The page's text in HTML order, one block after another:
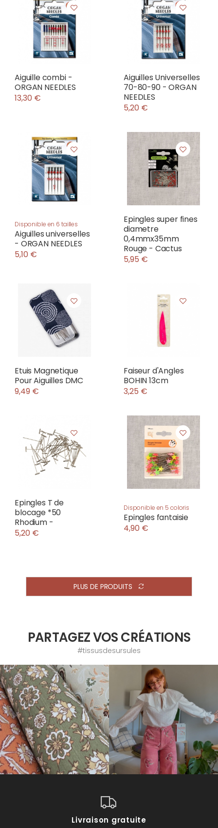
Aiguille combi -
ORGAN NEEDLES
13,30 €
Aiguilles Universelles
70-80-90 - ORGAN
NEEDLES
5,20 €
Disponible en 6 tailles
Aiguilles universelles
- ORGAN NEEDLES
5,10 €
Epingles super fines
diametre
0,4mmx35mm
Rouge - Cactus
5,95 €
Etuis Magnetique
Pour Aiguilles DMC
9,49 €
Faiseur d'Angles
BOHIN 13cm
3,25 €
Epingles T de
blocage *50
Rhodium -
5,20 €
Disponible en 5 coloris
Epingles fantaisie
4,90 €
PLUS DE PRODUITS
PARTAGEZ VOS CRÉATIONS
#tissusdesursules
Livraison gratuite